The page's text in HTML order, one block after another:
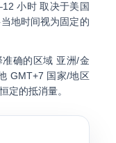
小时取决于美国
地时间视为固定的
确的区域 亚洲/金
GMT+7 国家/地区
定的抵消量。